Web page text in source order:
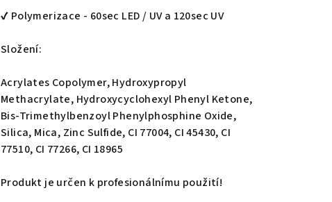
✔ Polymerizace - 60sec LED / UV a 120sec UV
Složení:
Acrylates Copolymer, Hydroxypropyl
Methacrylate, Hydroxycyclohexyl Phenyl Ketone,
Bis-Trimethylbenzoyl Phenylphosphine Oxide,
Silica, Mica, Zinc Sulfide, CI 77004, CI 45430, CI
77510, CI 77266, CI 18965
Produkt je určen k profesionálnímu použití!